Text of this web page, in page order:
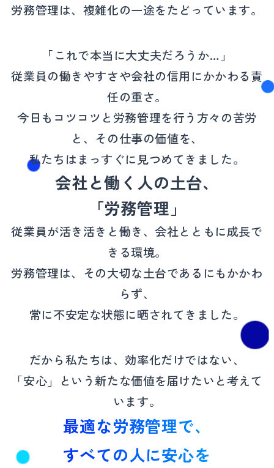
労務管理は、複雑化の一途をたどっています。
「これで本当に大丈夫だろうか…」
従業員の働きやすさや会社の信用にかかわる責
任の重さ。
今日もコツコツと労務管理を行う方々の苦労
と、その仕事の価値を、
私たちはまっすぐに見つめてきました。
会社と働く人の土台、
「労務管理」
従業員が活き活きと働き、会社とともに成長で
きる環境。
労務管理は、その大切な土台であるにもかかわ
らず、
常に不安定な状態に晒されてきました。
だから私たちは、効率化だけではない、
「安心」という新たな価値を届けたいと考えて
います。
最適な労務管理で、
すべての人に安心を